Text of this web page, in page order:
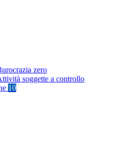
zero
soggette a controllo
10